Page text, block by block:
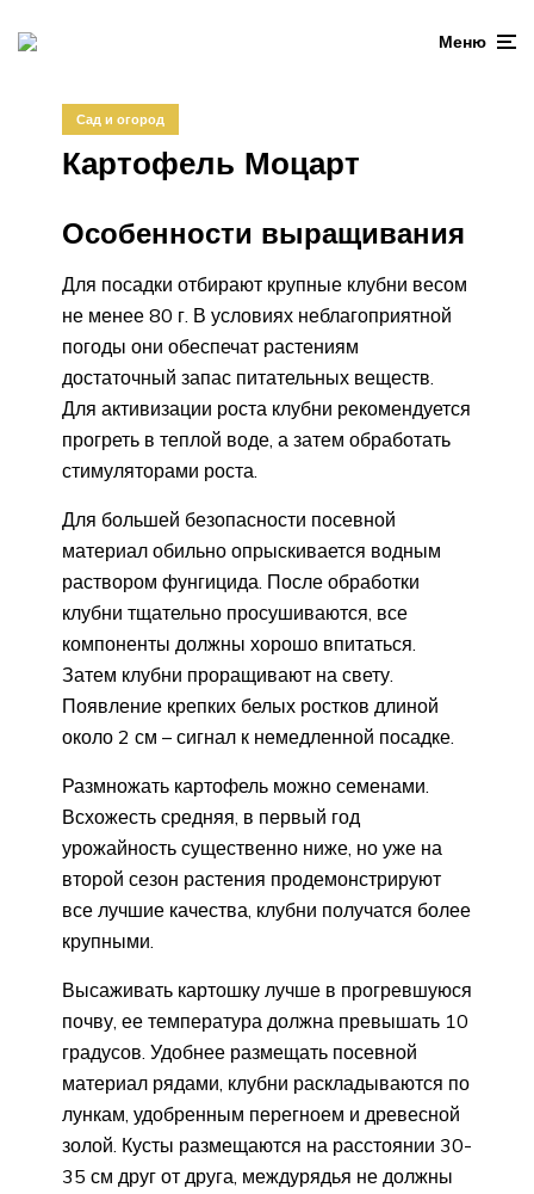
Меню
Сад и огород
Картофель Моцарт
Особенности выращивания
Для посадки отбирают крупные клубни весом
не менее 80 г. В условиях неблагоприятной
погоды они обеспечат растениям
достаточный запас питательных веществ.
Для активизации роста клубни рекомендуется
прогреть в теплой воде, а затем обработать
стимуляторами роста.
Для большей безопасности посевной
материал обильно опрыскивается водным
раствором фунгицида. После обработки
клубни тщательно просушиваются, все
компоненты должны хорошо впитаться.
Затем клубни проращивают на свету.
Появление крепких белых ростков длиной
около 2 см – сигнал к немедленной посадке.
Размножать картофель можно семенами.
Всхожесть средняя, в первый год
урожайность существенно ниже, но уже на
второй сезон растения продемонстрируют
все лучшие качества, клубни получатся более
крупными.
Высаживать картошку лучше в прогревшуюся
почву, ее температура должна превышать 10
градусов. Удобнее размещать посевной
материал рядами, клубни раскладываются по
лункам, удобренным перегноем и древесной
золой. Кусты размещаются на расстоянии 30-
35 см друг от друга, междурядья не должны